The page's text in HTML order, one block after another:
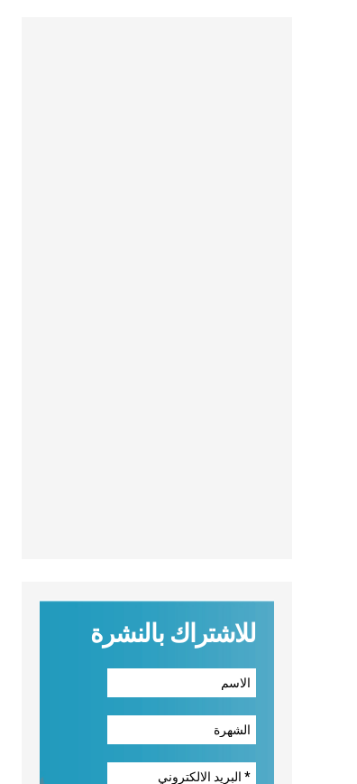
للاشتراك بالنشرة